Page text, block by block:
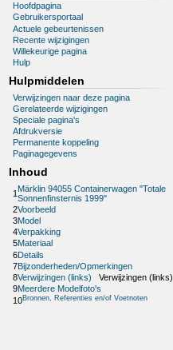
Hoofdpagina
Gebruikersportaal
Actuele gebeurtenissen
Recente wijzigingen
Willekeurige pagina
Hulp
Hulpmiddelen
Verwijzingen naar deze pagina
Gerelateerde wijzigingen
Speciale pagina's
Afdrukversie
Permanente koppeling
Paginagegevens
Inhoud
1 Märklin 94055 Containerwagen "Totale
Sonnenfinsternis 1999"
2Voorbeeld
3Model
4Verpakking
5Materiaal
6Details
7Bijzonderheden/Opmerkingen
8Verwijzingen (links)
Verwijzingen (links)
9Meerdere Modelfoto's
10Bronnen, Referenties en/of Voetnoten